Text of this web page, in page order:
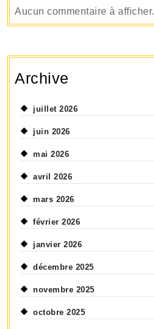
Aucun commentaire à afficher.
Archive
juillet 2026
juin 2026
mai 2026
avril 2026
mars 2026
février 2026
janvier 2026
décembre 2025
novembre 2025
octobre 2025